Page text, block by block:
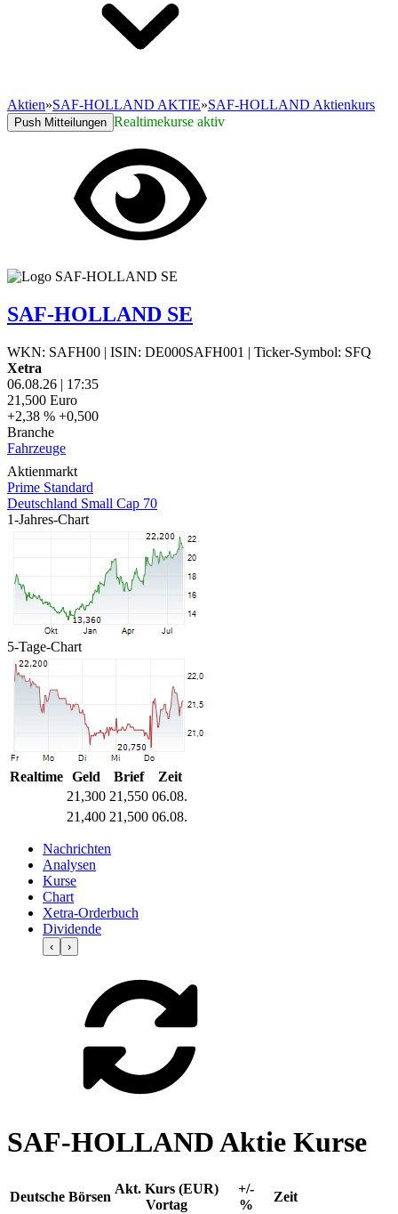
Aktien»SAF-HOLLAND AKTIE»SAF-HOLLAND Aktienkurs
Push Mitteilungen Realtimekurse aktiv
SAF-HOLLAND SE
WKN: SAFH00 | ISIN: DE000SAFH001 | Ticker-Symbol: SFQ
Xetra
06.08.26 | 17:35
21,500 Euro
+2,38 % +0,500
Branche
Fahrzeuge
Aktienmarkt
Prime Standard
Deutschland Small Cap 70
1-Jahres-Chart
5-Tage-Chart
Realtime Geld Brief
Zeit
21,300 21,550 06.08.
21,400 21,500 06.08.
Nachrichten
Analysen
Kurse
Chart
Xetra-Orderbuch
Dividende
‹ ›
SAF-HOLLAND Aktie Kurse
Deutsche Börsen
Akt. Kurs (EUR)
Vortag
+/-
%
Zeit